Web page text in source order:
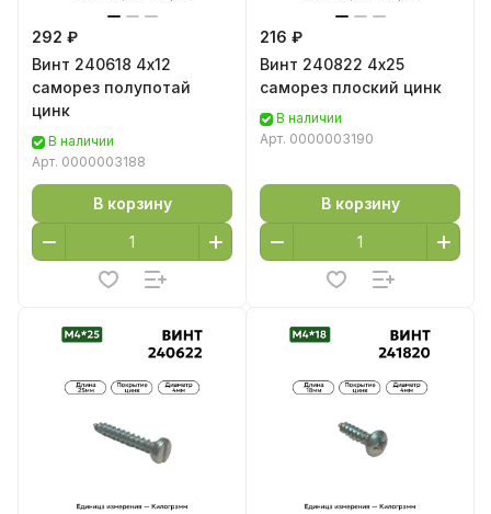
292 ₽
Винт 240618 4х12
саморез полупотай
цинк
В наличии
Арт. 0000003188
В корзину
216 ₽
Винт 240822 4х25
саморез плоский цинк
В наличии
Арт. 0000003190
В корзину